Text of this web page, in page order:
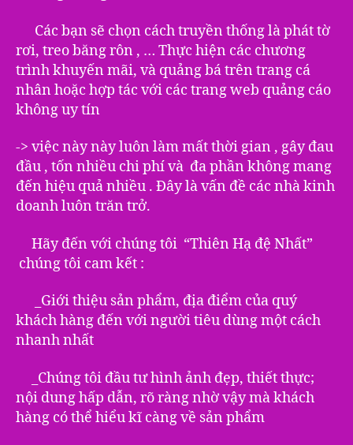
Các bạn sẽ chọn cách truyền thống là phát tờ
rơi, treo băng rôn , … Thực hiện các chương
trình khuyến mãi, và quảng bá trên trang cá
nhân hoặc hợp tác với các trang web quảng cáo
không uy tín
-> việc này này luôn làm mất thời gian , gây đau
đầu , tốn nhiều chi phí và đa phần không mang
đến hiệu quả nhiều . Đây là vấn đề các nhà kinh
doanh luôn trăn trở.
Hãy đến với chúng tôi “Thiên Hạ đệ Nhất”
chúng tôi cam kết :
_Giới thiệu sản phẩm, địa điểm của quý
khách hàng đến với người tiêu dùng một cách
nhanh nhất
_Chúng tôi đầu tư hình ảnh đẹp, thiết thực;
nội dung hấp dẫn, rõ ràng nhờ vậy mà khách
hàng có thể hiểu kĩ càng về sản phẩm